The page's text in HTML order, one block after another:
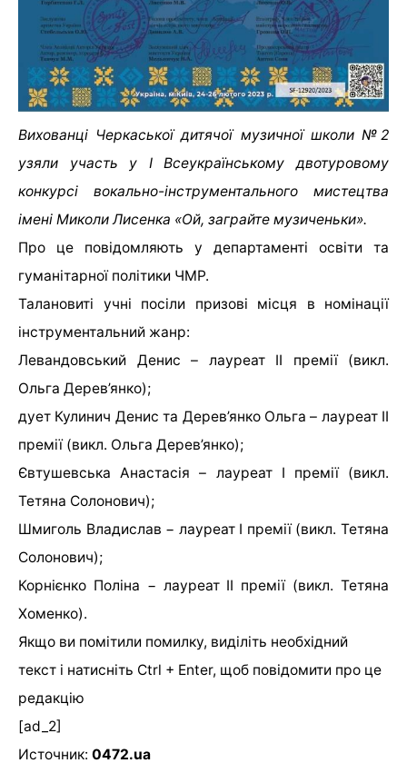
Вихованці Черкаської дитячої музичної школи №2
узяли участь у І Всеукраїнському двотуровому
конкурсі вокально-інструментального мистецтва
імені Миколи Лисенка «Ой, заграйте музиченьки».
Про це повідомляють у департаменті освіти та
гуманітарної політики ЧМР.
Талановиті учні посіли призові місця в номінації
інструментальний жанр:
Левандовський Денис – лауреат ІІ премії (викл.
Ольга Дерев’янко);
дует Кулинич Денис та Дерев’янко Ольга – лауреат ІІ
премії (викл. Ольга Дерев’янко);
Євтушевська Анастасія – лауреат І премії (викл.
Тетяна Солонович);
Шмиголь Владислав − лауреат І премії (викл. Тетяна
Солонович);
Корнієнко Поліна − лауреат ІІ премії (викл. Тетяна
Хоменко).
Якщо ви помітили помилку, виділіть необхідний
текст і натисніть Ctrl + Enter, щоб повідомити про це
редакцію
[ad_2]
Источник: 0472.ua